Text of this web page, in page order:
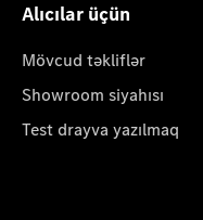
Alıcılar üçün
Mövcud təkliflər
Showroom siyahısı
Test drayva yazılmaq